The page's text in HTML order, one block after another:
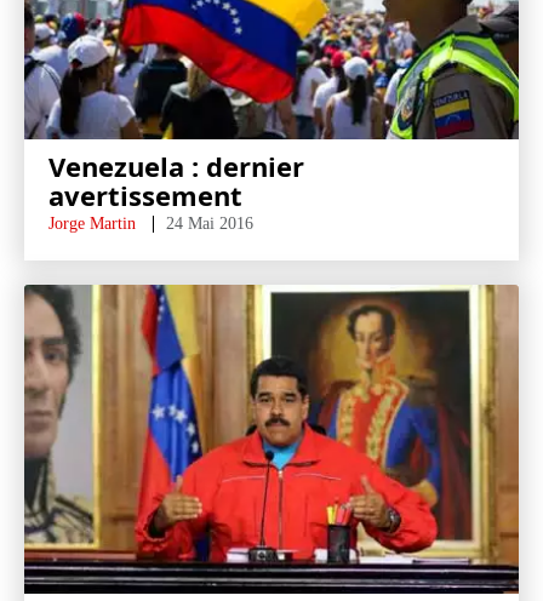
Venezuela : dernier
avertissement
Jorge Martin 24 Mai 2016